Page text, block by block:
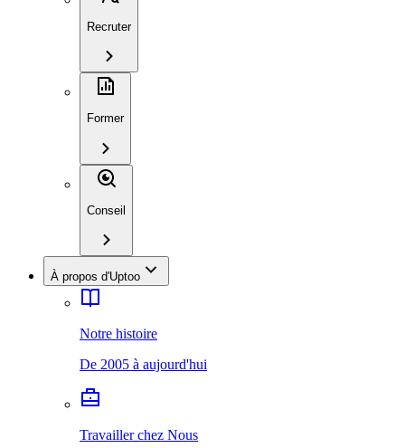
Recruter
Former
Conseil
À propos d'Uptoo
Notre histoire
De 2005 à aujourd'hui
Travailler chez Nous